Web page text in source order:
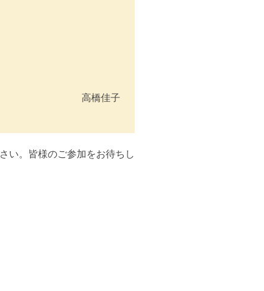
高橋佳子
い。皆様のご参加をお待ちし